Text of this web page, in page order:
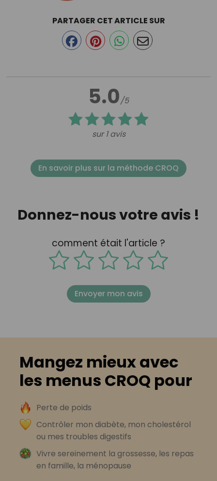
5.0/5
sur 1 avis
PARTAGER CET ARTICLE SUR
En savoir plus sur la méthode CROQ
Donnez-nous votre avis !
comment était l'article ?
Envoyer mon avis
Mangez mieux avec
les menus CROQ pour
Perte de poids
Contrôler mon diabète, mon cholestérol
ou mes troubles digestifs
Vivre sereinement la grossesse, les repas
en famille, la ménopause